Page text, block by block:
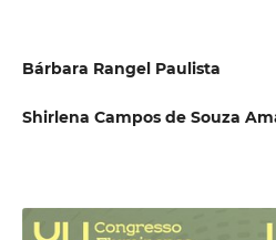
Bárbara Rangel Paulista
Shirlena Campos de Souza